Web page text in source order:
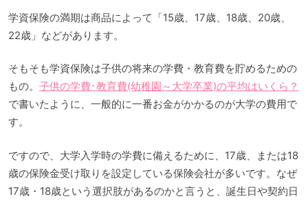
学資保険の満期は商品によって「15歳、17歳、18歳、20歳、
22歳」などがあります。
そもそも学資保険は子供の将来の学費・教育費を貯めるための
もの。 子供の学費･教育費(幼稚園～大学卒業)の平均はいくら？
で書いたように、一般的に一番お金がかかるのが大学の費用で
す。
ですので、大学入学時の学費に備えるために、17歳、または18
歳の保険金受け取りを設定している保険会社が多いです。なぜ
17歳・18歳という選択肢があるのかと言うと、誕生日や契約日